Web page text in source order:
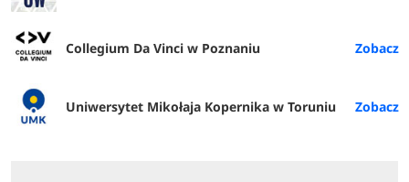
Collegium Da Vinci w Poznaniu
Uniwersytet Mikołaja Kopernika w Toruniu